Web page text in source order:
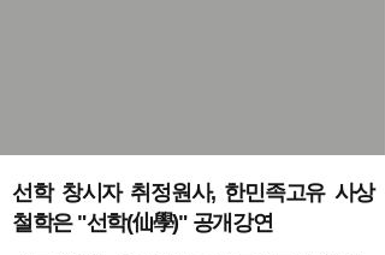
선학 창시자 취정원사, 한민족고유 사상
철학은 "선학(仙學)" 공개강연